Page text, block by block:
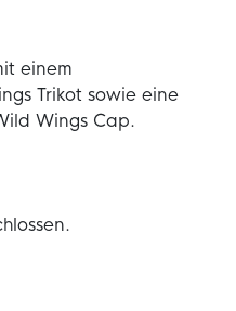
einem
Trikot sowie eine
Wings Cap.